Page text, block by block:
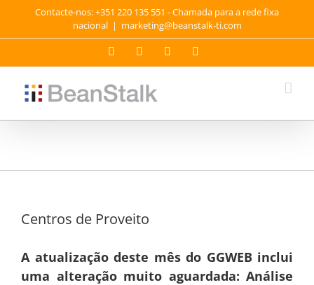
content
Contacte-nos: +351 220 135 551 - Chamada para a rede fixa
nacional | marketing@beanstalk-ti.com
FacebookTwitter YouTube
Centros de Proveito
A atualização deste mês do GGWEB inclui
uma alteração muito aguardada: Análise